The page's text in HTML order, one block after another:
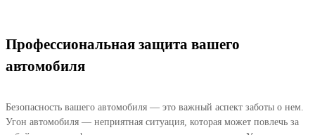
Профессиональная защита вашего
автомобиля
Безопасность вашего автомобиля — это важный аспект заботы о нем.
Угон автомобиля — неприятная ситуация, которая может повлечь за